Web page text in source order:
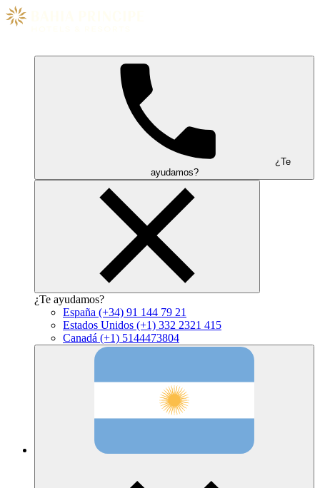
¿Te
ayudamos?
¿Te ayudamos?
España (+34) 91 144 79 21
Estados Unidos (+1) 332 2321 415
Canadá (+1) 5144473804